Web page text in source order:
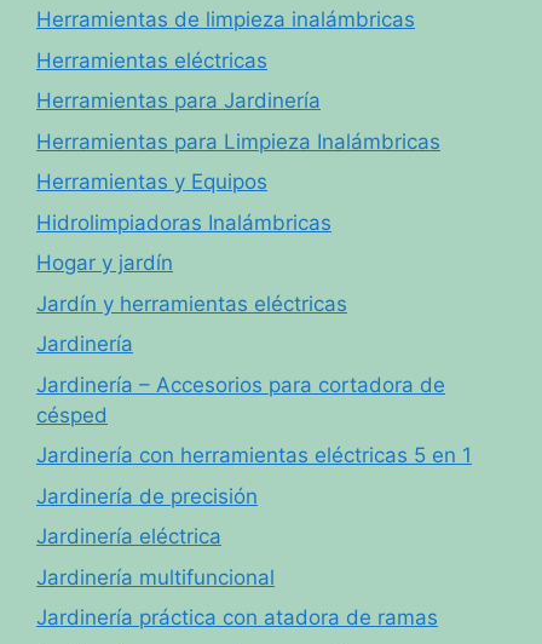
Herramientas de limpieza inalámbricas
Herramientas eléctricas
Herramientas para Jardinería
Herramientas para Limpieza Inalámbricas
Herramientas y Equipos
Hidrolimpiadoras Inalámbricas
Hogar y jardín
Jardín y herramientas eléctricas
Jardinería
Jardinería – Accesorios para cortadora de
césped
Jardinería con herramientas eléctricas 5 en 1
Jardinería de precisión
Jardinería eléctrica
Jardinería multifuncional
Jardinería práctica con atadora de ramas